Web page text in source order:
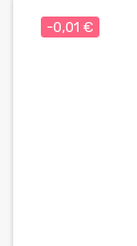
-0,01 €